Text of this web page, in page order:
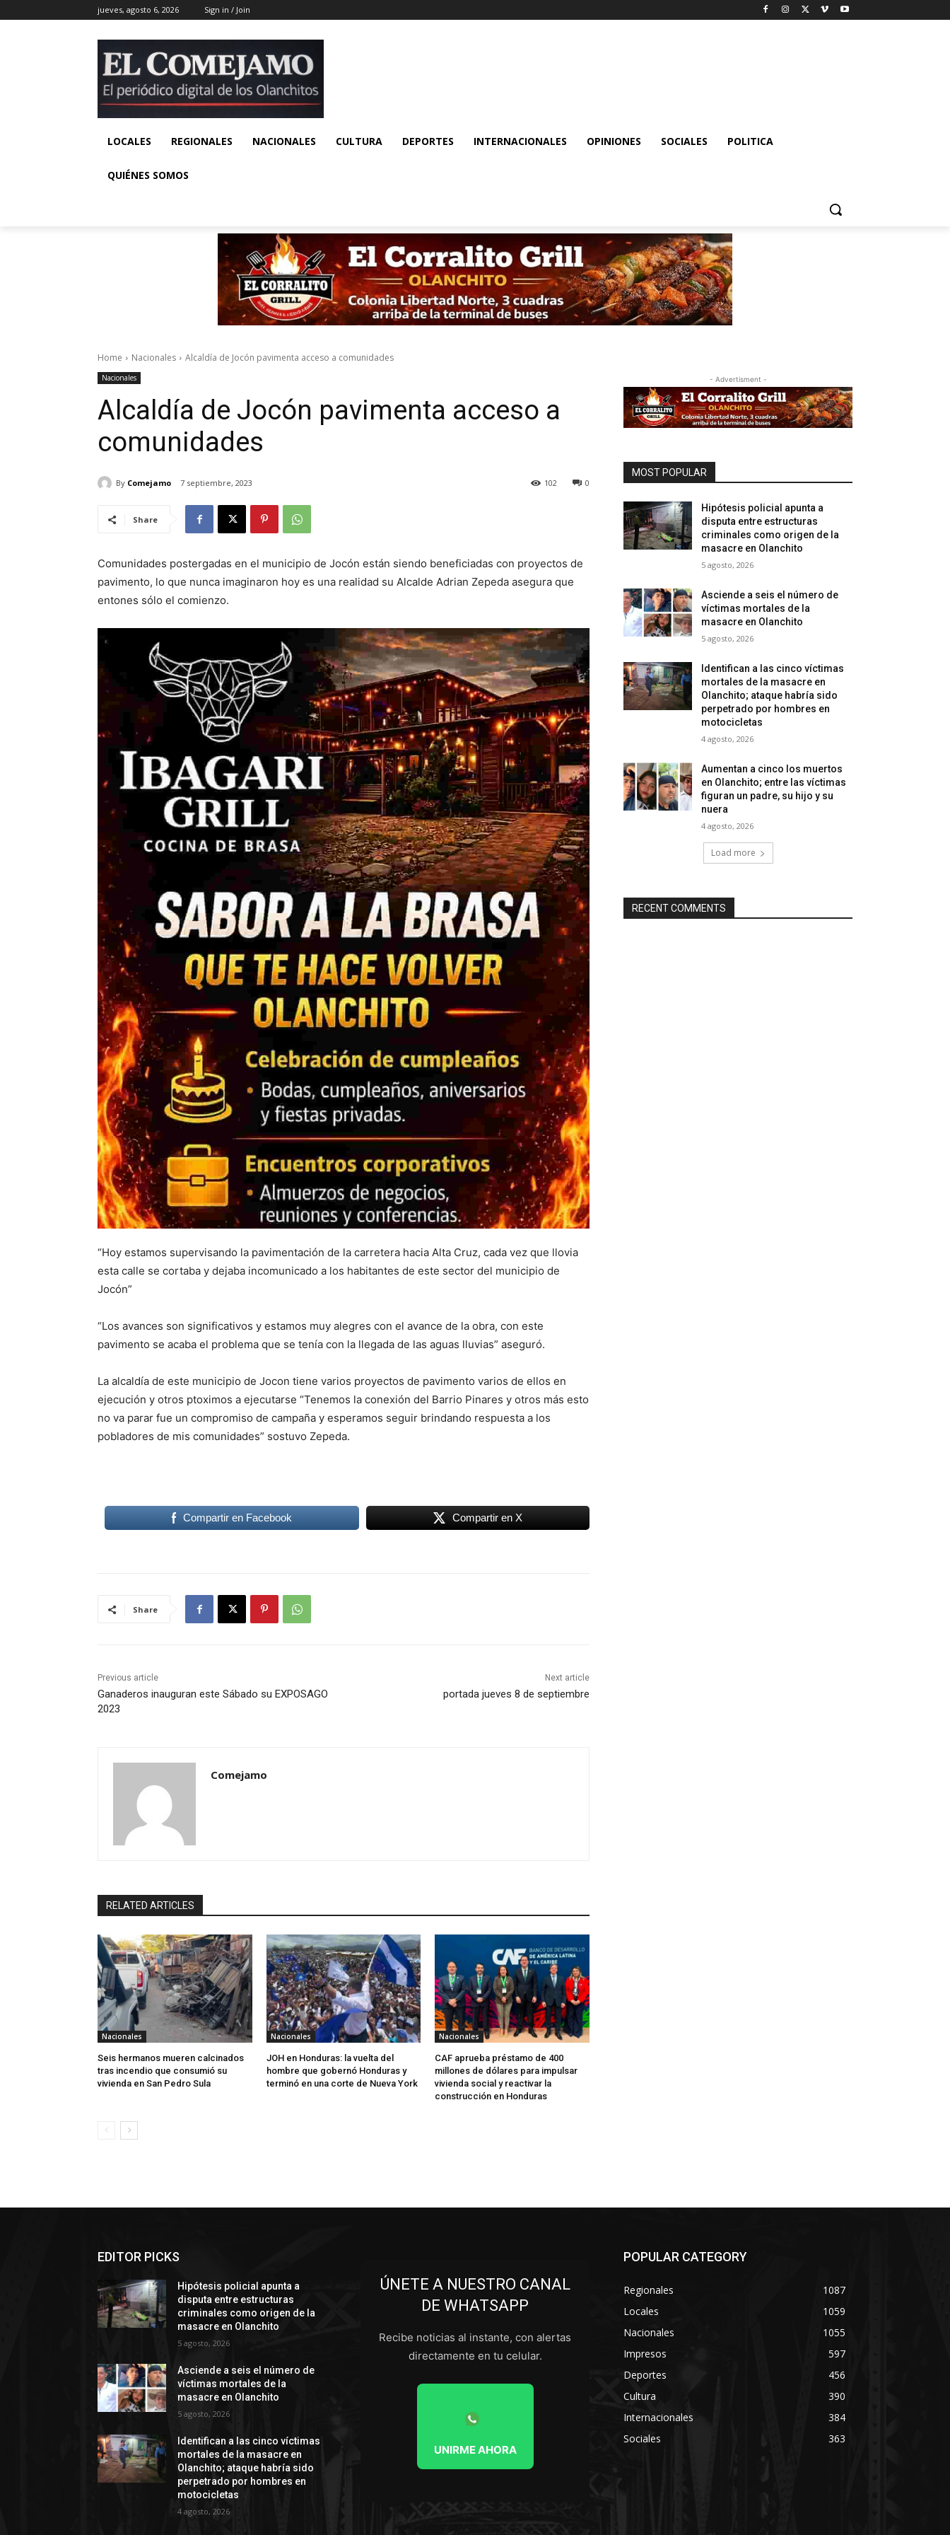
jueves, agosto 6, 2026 Sign in / Join
LOCALES REGIONALES NACIONALES CULTURA DEPORTES INTERNACIONALES OPINIONES SOCIALES POLITICA
QUIÉNES SOMOS
Home Nacionales Alcaldía de Jocón pavimenta acceso a comunidades
Nacionales
Alcaldía de Jocón pavimenta acceso a
comunidades
By Comejamo 7 septiembre, 2023 0
102
Share
Comunidades postergadas en el municipio de Jocón están siendo beneficiadas con proyectos de
pavimento, lo que nunca imaginaron hoy es una realidad su Alcalde Adrian Zepeda asegura que
entones sólo el comienzo.
“Hoy estamos supervisando la pavimentación de la carretera hacia Alta Cruz, cada vez que llovia
esta calle se cortaba y dejaba incomunicado a los habitantes de este sector del municipio de
Jocón”
“Los avances son significativos y estamos muy alegres con el avance de la obra, con este
pavimento se acaba el problema que se tenía con la llegada de las aguas lluvias” aseguró.
La alcaldía de este municipio de Jocon tiene varios proyectos de pavimento varios de ellos en
ejecución y otros ptoximos a ejecutarse “Tenemos la conexión del Barrio Pinares y otros más esto
no va parar fue un compromiso de campaña y esperamos seguir brindando respuesta a los
pobladores de mis comunidades” sostuvo Zepeda.
Compartir en Facebook Compartir en X
Share
Previous article
Ganaderos inauguran este Sábado su EXPOSAGO
2023
Next article
portada jueves 8 de septiembre
Comejamo
RELATED ARTICLES
Nacionales
Seis hermanos mueren calcinados
tras incendio que consumió su
vivienda en San Pedro Sula
Nacionales
JOH en Honduras: la vuelta del
hombre que gobernó Honduras y
terminó en una corte de Nueva York
Nacionales
CAF aprueba préstamo de 400
millones de dólares para impulsar
vivienda social y reactivar la
construcción en Honduras
- Advertisment -
MOST POPULAR
Hipótesis policial apunta a
disputa entre estructuras
criminales como origen de la
masacre en Olanchito
5 agosto, 2026
Asciende a seis el número de
víctimas mortales de la
masacre en Olanchito
5 agosto, 2026
Identifican a las cinco víctimas
mortales de la masacre en
Olanchito; ataque habría sido
perpetrado por hombres en
motocicletas
4 agosto, 2026
Aumentan a cinco los muertos
en Olanchito; entre las víctimas
figuran un padre, su hijo y su
nuera
4 agosto, 2026
Load more
RECENT COMMENTS
EDITOR PICKS
Hipótesis policial apunta a
disputa entre estructuras
criminales como origen de la
masacre en Olanchito
5 agosto, 2026
Asciende a seis el número de
víctimas mortales de la
masacre en Olanchito
5 agosto, 2026
Identifican a las cinco víctimas
mortales de la masacre en
Olanchito; ataque habría sido
perpetrado por hombres en
motocicletas
4 agosto, 2026
ÚNETE A NUESTRO CANAL
DE WHATSAPP
Recibe noticias al instante, con alertas
directamente en tu celular.
UNIRME AHORA
POPULAR CATEGORY
Regionales
1087
Locales
1059
Nacionales
1055
Impresos
597
Deportes
456
Cultura
390
Internacionales
384
Sociales
363